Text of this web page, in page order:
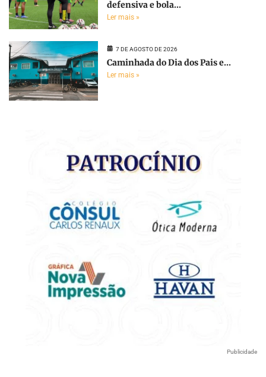
defensiva e bola...
Ler mais »
7 DE AGOSTO DE 2026
Caminhada do Dia dos Pais e...
Ler mais »
Publicidade